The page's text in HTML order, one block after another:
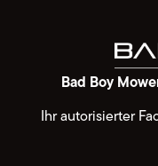
Bad Boy
Ihr autorisierter